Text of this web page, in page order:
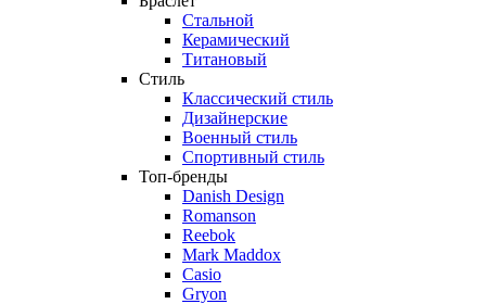
Стальной
Керамический
Титановый
Стиль
Классический стиль
Дизайнерские
Военный стиль
Спортивный стиль
Топ-бренды
Danish Design
Romanson
Reebok
Mark Maddox
Casio
Gryon